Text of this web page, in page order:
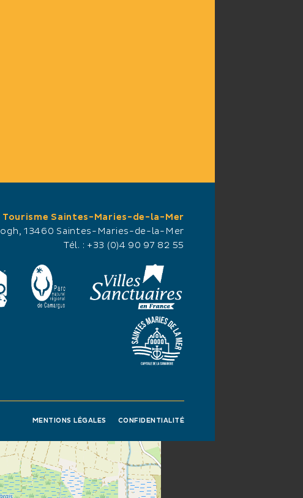
Saintes-Maries-de-la-Mer
13460 Saintes-Maries-de-la-Mer
Tél. : +33 (0)4 90 97 82 55
MENTIONS LÉGALES CONFIDENTIALITÉ